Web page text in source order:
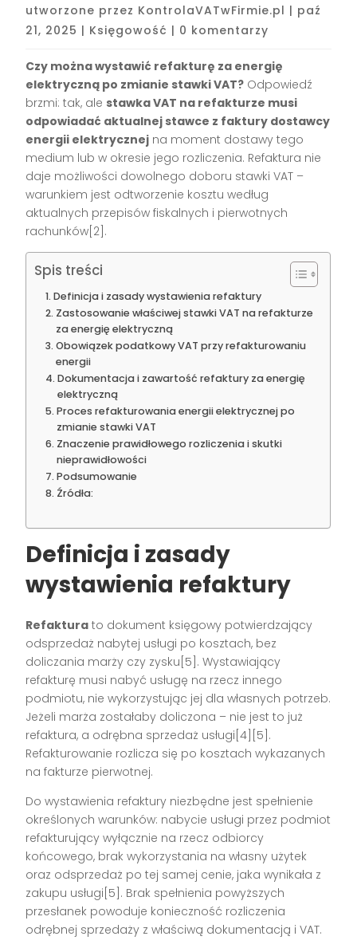
utworzone przez KontrolaVATwFirmie.pl | paź
21, 2025 | Księgowość | 0 komentarzy
Czy można wystawić refakturę za energię
elektryczną po zmianie stawki VAT? Odpowiedź
brzmi: tak, ale stawka VAT na refakturze musi
odpowiadać aktualnej stawce z faktury dostawcy
energii elektrycznej na moment dostawy tego
medium lub w okresie jego rozliczenia. Refaktura nie
daje możliwości dowolnego doboru stawki VAT –
warunkiem jest odtworzenie kosztu według
aktualnych przepisów fiskalnych i pierwotnych
rachunków[2].
Spis treści
Definicja i zasady wystawienia refaktury
Zastosowanie właściwej stawki VAT na refakturze
za energię elektryczną
Obowiązek podatkowy VAT przy refakturowaniu
energii
Dokumentacja i zawartość refaktury za energię
elektryczną
Proces refakturowania energii elektrycznej po
zmianie stawki VAT
Znaczenie prawidłowego rozliczenia i skutki
nieprawidłowości
Podsumowanie
Źródła:
Definicja i zasady
wystawienia refaktury
Refaktura to dokument księgowy potwierdzający
odsprzedaż nabytej usługi po kosztach, bez
doliczania marży czy zysku[5]. Wystawiający
refakturę musi nabyć usługę na rzecz innego
podmiotu, nie wykorzystując jej dla własnych potrzeb.
Jeżeli marża zostałaby doliczona – nie jest to już
refaktura, a odrębna sprzedaż usługi[4][5].
Refakturowanie rozlicza się po kosztach wykazanych
na fakturze pierwotnej.
Do wystawienia refaktury niezbędne jest spełnienie
określonych warunków: nabycie usługi przez podmiot
refakturujący wyłącznie na rzecz odbiorcy
końcowego, brak wykorzystania na własny użytek
oraz odsprzedaż po tej samej cenie, jaka wynikała z
zakupu usługi[5]. Brak spełnienia powyższych
przesłanek powoduje konieczność rozliczenia
odrębnej sprzedaży z właściwą dokumentacją i VAT.